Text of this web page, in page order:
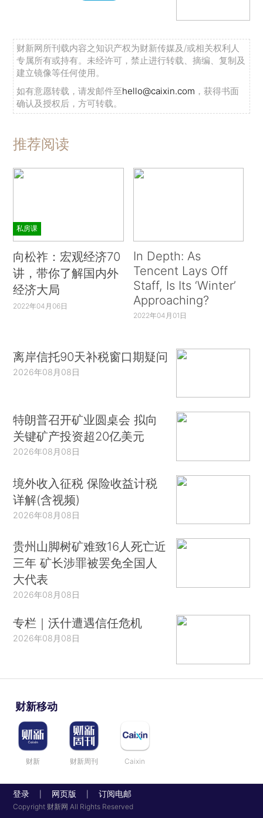
财新网所刊载内容之知识产权为财新传媒及/或相关权利人
专属所有或持有。未经许可，禁止进行转载、摘编、复制及
建立镜像等任何使用。
如有意愿转载，请发邮件至hello@caixin.com ，获得书面
确认及授权后，方可转载。
推荐阅读
私房课
向松祚：宏观经济70
讲，带你了解国内外
经济大局
2022年04月06日
In Depth: As
Tencent Lays Off
Staff, Is Its ‘Winter’
Approaching?
2022年04月01日
离岸信托90天补税窗口期疑问
2026年08月08日
特朗普召开矿业圆桌会 拟向
关键矿产投资超20亿美元
2026年08月08日
境外收入征税 保险收益计税
详解(含视频)
2026年08月08日
贵州山脚树矿难致16人死亡近
三年 矿长涉罪被罢免全国人
大代表
2026年08月08日
专栏｜沃什遭遇信任危机
2026年08月08日
财新移动
财新 财新周刊 Caixin
登录 网页版 订阅电邮
Copyright 财新网 All Rights Reserved